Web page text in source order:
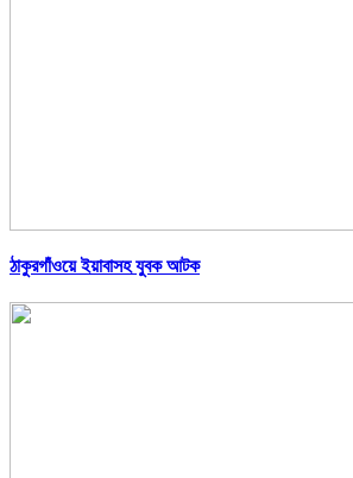
ঠাকুরগাঁওয়ে ইয়াবাসহ যুবক আটক